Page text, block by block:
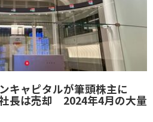
キャピタルが筆頭株主に
社長は売却 2024年4月の大量